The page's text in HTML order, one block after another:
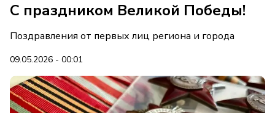
С праздником Великой Победы!
Поздравления от первых лиц региона и города
09.05.2026 - 00:01